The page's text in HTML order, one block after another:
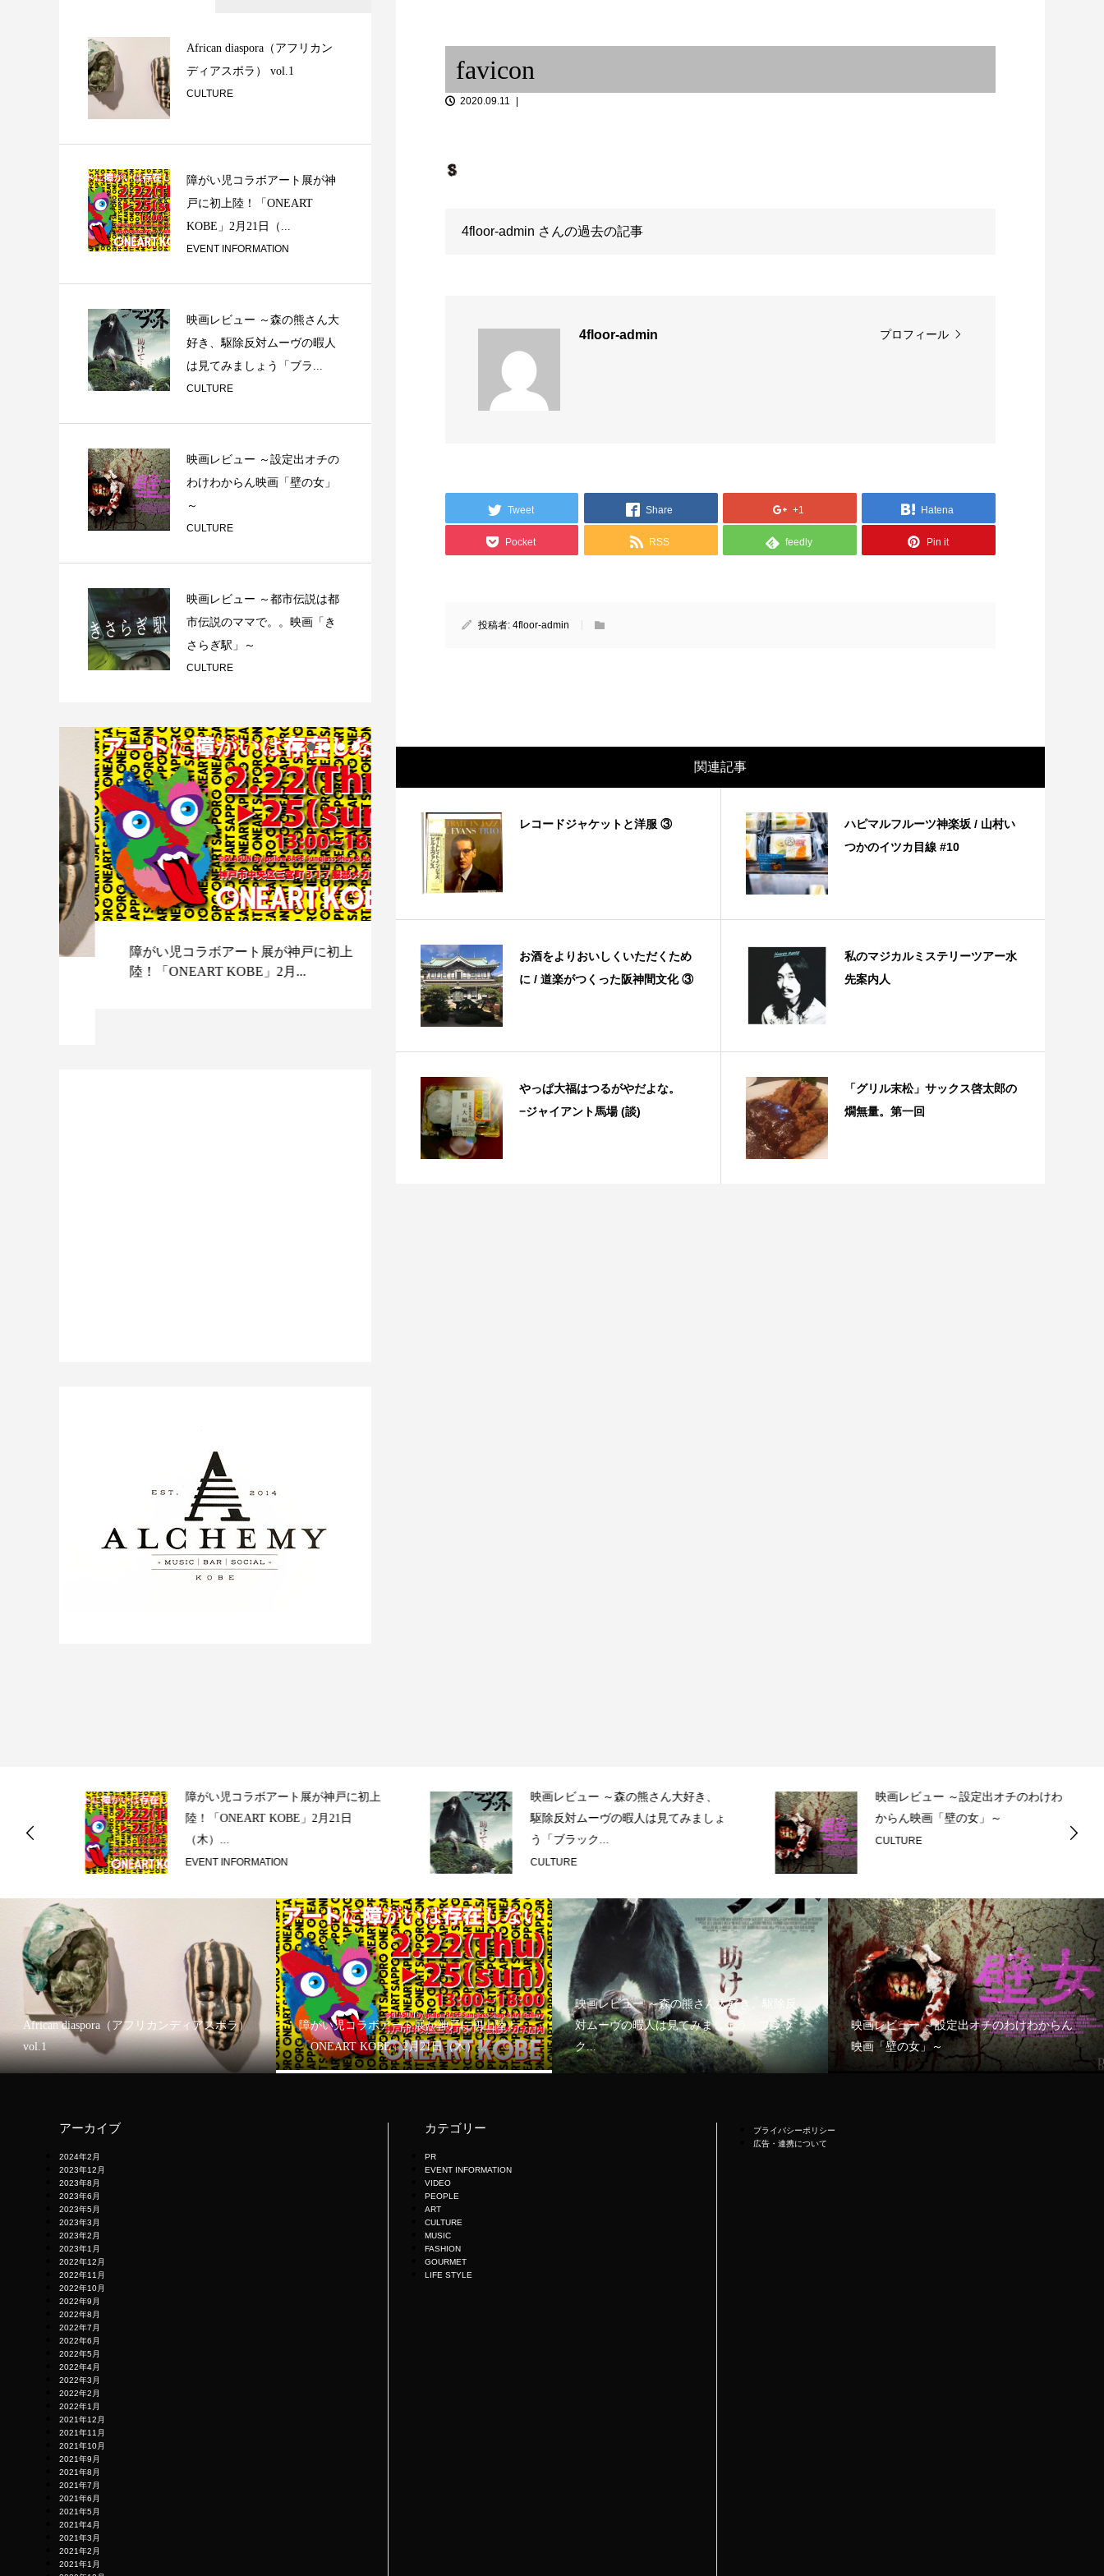
Typo Grafix 日々の碑 ①
こさんと。
啓太郎の燗無量。第七回
旭通・雲井通 / 神戸に帰りたい
#2
コロナ規制緩和へ 〜 アラブヴ
favicon
2020.09.11
4floor-admin さんの過去の記事
4floor-admin プロフィール
Tweet Share +1 Hatena
Pocket RSS feedly Pin it
投稿者:4floor-admin
関連記事
レコードジャケットと洋服 ③
ハピマルフルーツ神楽坂 / 山村い
つかのイツカ目線 #10
お酒をよりおいしくいただくため
に / 道楽がつくった阪神間文化 ③
私のマジカルミステリーツアー水
先案内人
やっぱ大福はつるがやだよな。
−ジャイアント馬場 (談)
「グリル末松」サックス啓太郎の
燗無量。第一回
African diaspora（アフリカン
ディアスポラ） vol.1
CULTURE
障がい児コラボアート展が神
戸に初上陸！「ONEART
KOBE」2月21日（...
EVENT INFORMATION
映画レビュー ～森の熊さん大
好き、駆除反対ムーヴの暇人
は見てみましょう「ブラ...
CULTURE
映画レビュー ～設定出オチの
わけわからん映画「壁の女」
～
CULTURE
映画レビュー ～都市伝説は都
市伝説のママで。。映画「き
さらぎ駅」～
CULTURE
障がい児コラボアート展が神戸に初上
陸！「ONEART KOBE」2月...
映画レビュー ～森の熊さん大好き、駆除
反対ムーヴの暇人は見てみましょ...
映画レビュー ～設定出オチのわけわから
ん映画「壁の女」～
障がい児コラボアート展が神戸に初上
陸！「ONEART KOBE」2月21日
（木）...
EVENT INFORMATION
映画レビュー ～森の熊さん大好き、
駆除反対ムーヴの暇人は見てみましょ
う「ブラック...
CULTURE
映画レビュー ～設定出オチのわけわ
からん映画「壁の女」～
CULTURE
African diaspora（アフリカンディアスポラ）
vol.1
障がい児コラボアート展が神戸に初上陸！
「ONEART KOBE」2月21日（木）...
映画レビュー ～森の熊さん大好き、駆除反
対ムーヴの暇人は見てみましょう「ブラッ
ク...
映画レビュー ～設定出オチのわけわからん
映画「壁の女」～
アーカイブ
2024年2月
2023年12月
2023年8月
2023年6月
2023年5月
2023年3月
2023年2月
2023年1月
2022年12月
2022年11月
2022年10月
2022年9月
2022年8月
2022年7月
2022年6月
2022年5月
2022年4月
2022年3月
2022年2月
2022年1月
2021年12月
2021年11月
2021年10月
2021年9月
2021年8月
2021年7月
2021年6月
2021年5月
2021年4月
2021年3月
2021年2月
2021年1月
カテゴリー
PR
EVENT INFORMATION
VIDEO
PEOPLE
ART
CULTURE
MUSIC
FASHION
GOURMET
LIFE STYLE
プライバシーポリシー
広告・連携について